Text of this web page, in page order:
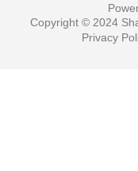
Copyright © 2024
Privacy